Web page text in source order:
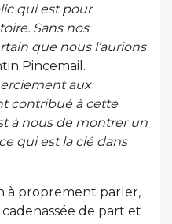
qui est pour
Sans nos
que nous l’aurions
Pincemail.
aux
contribué à cette
à nous de montrer un
qui est la clé dans
à proprement parler,
de part et